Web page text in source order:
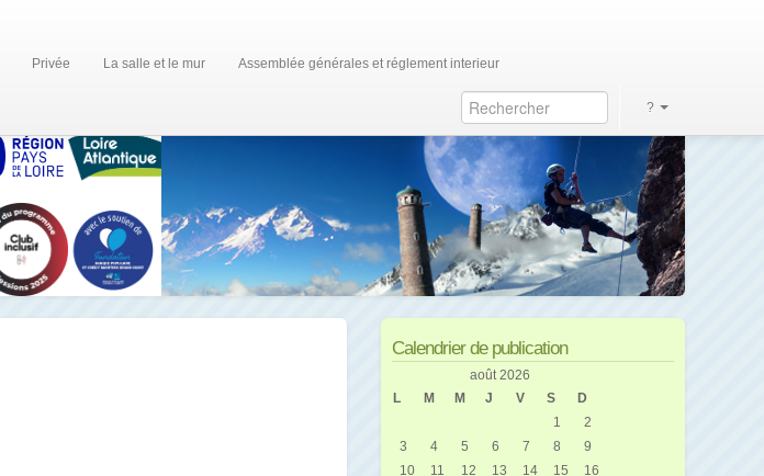
Privée La salle et le mur Assemblée générales et réglement interieur
?
Calendrier de publication
août 2026
L
M M J V S
D
1
2
3
4 5 6 7 8
9
10
11 12 13 14 15
16